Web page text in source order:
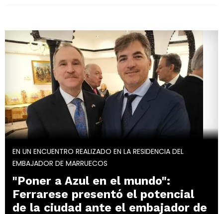
EN UN ENCUENTRO REALIZADO EN LA RESIDENCIA DEL
EMBAJADOR DE MARRUECOS
"Poner a Azul en el mundo":
Ferrarese presentó el potencial
de la ciudad ante el embajador de